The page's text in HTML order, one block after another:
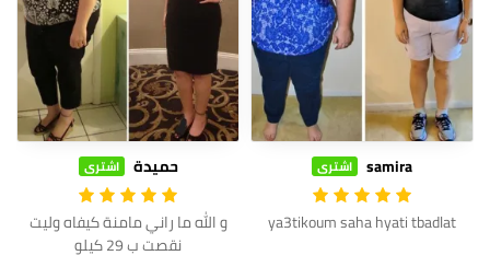
samira اشترى
ya3tikoum saha hyati tbadlat
حميدة اشترى
و الله ما راني مامنة كيفاه وليت
نقصت ب 29 كيلو